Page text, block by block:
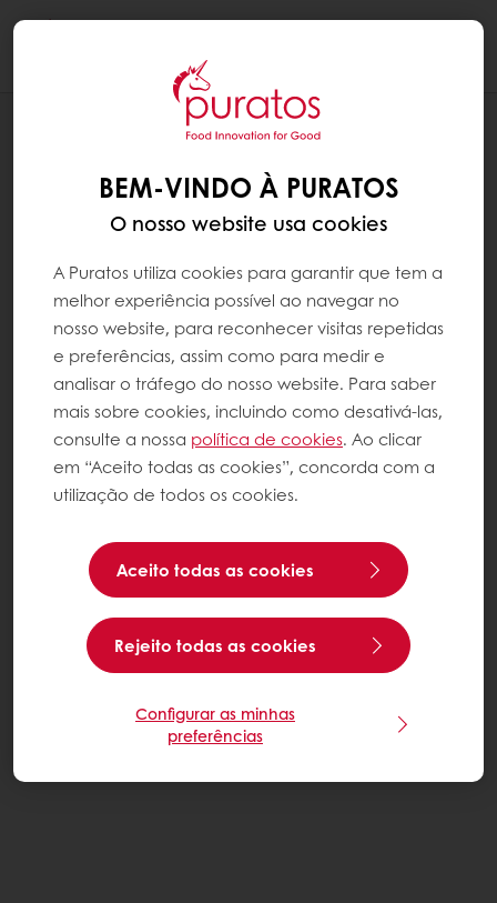
PÃO DE ÁGUA DE BATATA DOCE
BEM-VINDO À PURATOS
O nosso website usa cookies
A Puratos utiliza cookies para garantir que tem a
melhor experiência possível ao navegar no
nosso website, para reconhecer visitas repetidas
e preferências, assim como para medir e
analisar o tráfego do nosso website. Para saber
mais sobre cookies, incluindo como desativá-las,
consulte a nossa política de cookies. Ao clicar
em “Aceito todas as cookies”, concorda com a
utilização de todos os cookies.
Aceito todas as cookies
Rejeito todas as cookies
Configurar as minhas
preferências